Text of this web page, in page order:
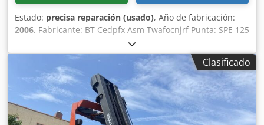
Estado: precisa reparación (usado), Año de fabricación:
2006, Fabricante: BT Cedpfx Asm Twafocnjrf Punta: SPE 125
L Capacidad de carga: 1250 kg Longitud de la horquilla:
1600 mm Año de fabricación: 2006 Sin cargador ¡¡¡La
batería debe ser reemplazada/reparada!!!
Clasificado